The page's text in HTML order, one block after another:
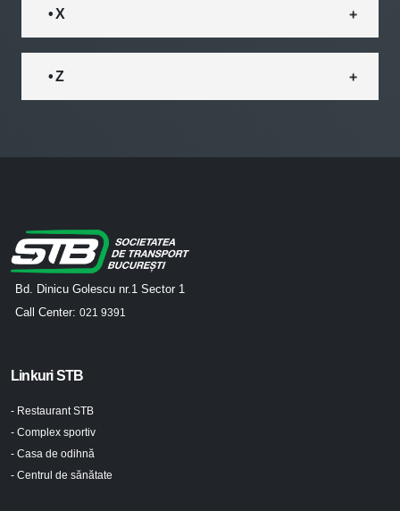
• X
• Z
Bd. Dinicu Golescu nr.1 Sector 1
Call Center: 021 9391
Linkuri STB
- Restaurant STB
- Complex sportiv
- Casa de odihnă
- Centrul de sănătate